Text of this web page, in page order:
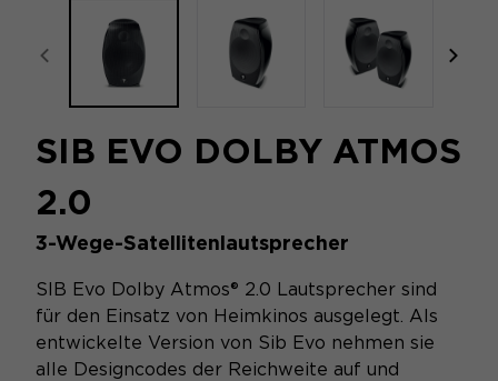
focal-naim-frontent::misc.prev_label
SIB EVO DOLBY ATMOS
2.0
3-Wege-Satellitenlautsprecher
SIB Evo Dolby Atmos® 2.0 Lautsprecher sind
für den Einsatz von Heimkinos ausgelegt. Als
entwickelte Version von Sib Evo nehmen sie
alle Designcodes der Reichweite auf und